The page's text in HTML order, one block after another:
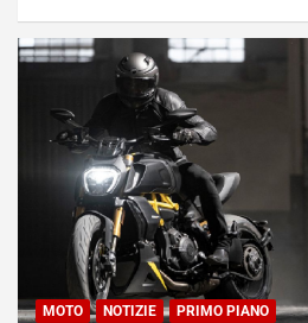
MOTO NOTIZIE PRIMO PIANO